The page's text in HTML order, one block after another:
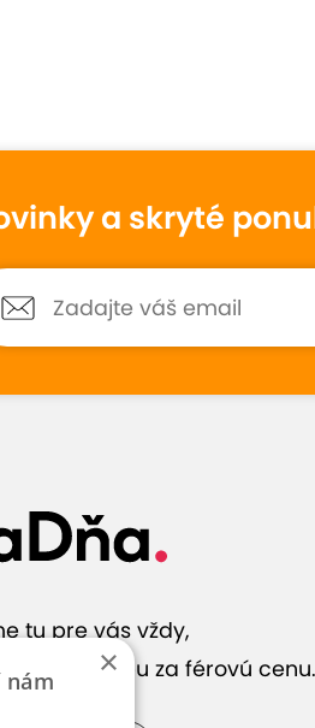
je u nás nová, preto zatiaľ nemá
od zákazníkov. Osobne sme ju
spolupracujeme iba s overenými
a skryté
tu pre vás vždy,
službu za férovú cenu.
×
nám